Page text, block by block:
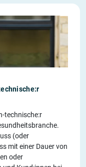
technische:r
(oder
mit einer Dauer von
oder